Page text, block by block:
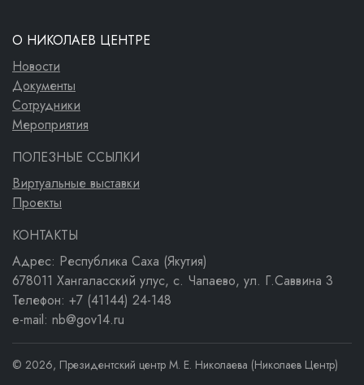
О НИКОЛАЕВ ЦЕНТРЕ
Новости
Документы
Сотрудники
Мероприятия
ПОЛЕЗНЫЕ ССЫЛКИ
Виртуальные выставки
Проекты
КОНТАКТЫ
Адрес: Республика Саха (Якутия)
678011 Хангаласский улус, с. Чапаево, ул. Г.Саввина 3
Телефон: +7 (41144) 24-148
e-mail: nb@gov14.ru
© 2026, Президентский центр М. Е. Николаева (Николаев Центр)